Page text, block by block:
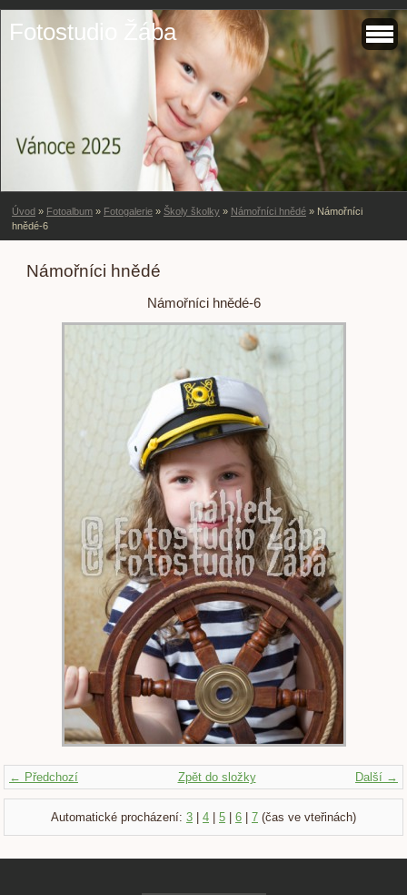
Fotostudio Žába
Úvod » Fotoalbum » Fotogalerie » Školy školky » Námořníci hnědé » Námořníci
hnědé-6
Námořníci hnědé
Námořníci hnědé-6
← Předchozí Další →
Zpět do složky
Automatické procházení: 3 4 5 6 7 (čas ve vteřinách)